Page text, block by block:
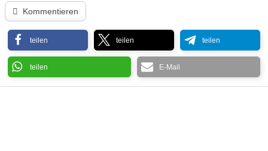
Kommentieren
teilen teilen teilen
teilen E-Mail